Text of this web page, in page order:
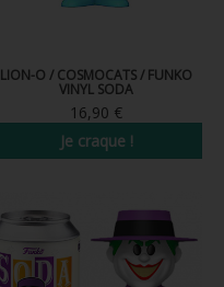
LION-O / COSMOCATS / FUNKO
VINYL SODA
16,90 €
Je craque !